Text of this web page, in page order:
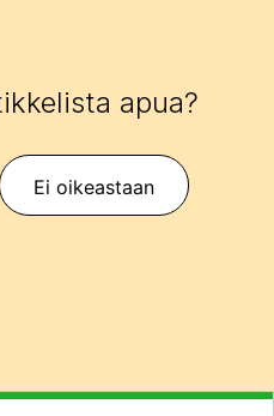
apua?
Ei oikeastaan